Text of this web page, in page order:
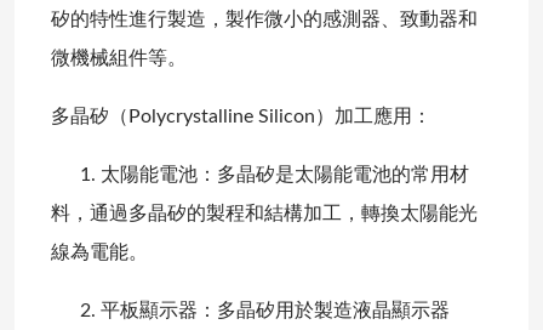
矽的特性進行製造，製作微小的感測器、致動器和
微機械組件等。
多晶矽（Polycrystalline Silicon）加工應用：
1. 太陽能電池：多晶矽是太陽能電池的常用材
料，通過多晶矽的製程和結構加工，轉換太陽能光
線為電能。
2. 平板顯示器：多晶矽用於製造液晶顯示器